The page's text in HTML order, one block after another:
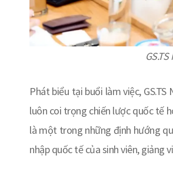
Phát biểu tại buổi làm việc,
luôn coi trọng chiến lược quốc tế
là một trong những định hướng
nhập quốc tế của sinh viên, giảng